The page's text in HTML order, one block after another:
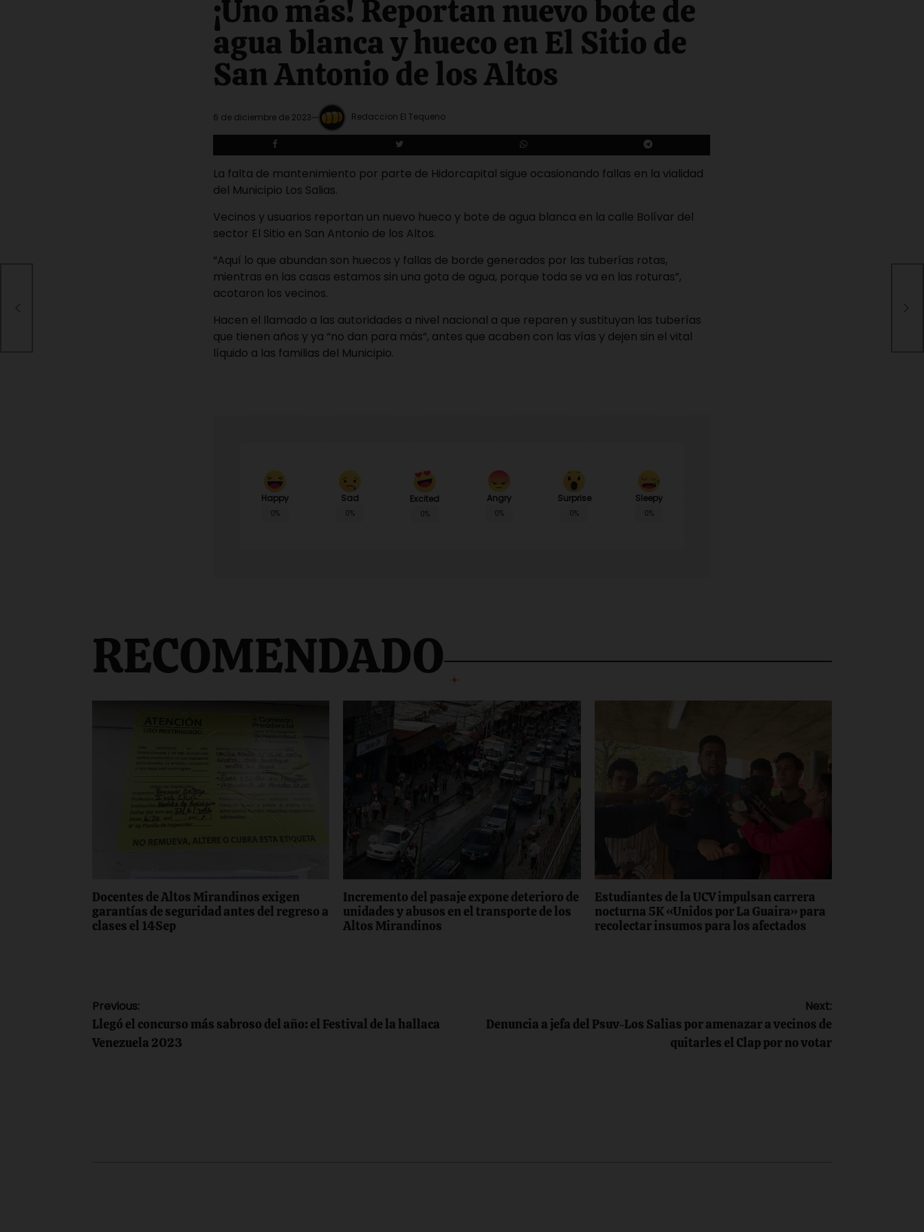
read
time
¡Uno más! Reportan nuevo bote de
agua blanca y hueco en El Sitio de
San Antonio de los Altos
6 de diciembre de 2023 Redaccion El Tequeno
La falta de mantenimiento por parte de Hidorcapital sigue ocasionando fallas en la vialidad
del Municipio Los Salias.
Vecinos y usuarios reportan un nuevo hueco y bote de agua blanca en la calle Bolívar del
sector El Sitio en San Antonio de los Altos.
“Aquí lo que abundan son huecos y fallas de borde generados por las tuberías rotas,
mientras en las casas estamos sin una gota de agua, porque toda se va en las roturas”,
acotaron los vecinos.
Hacen el llamado a las autoridades a nivel nacional a que reparen y sustituyan las tuberías
que tienen años y ya “no dan para más”, antes que acaben con las vías y dejen sin el vital
líquido a las familias del Municipio.
Happy
0%
Sad
0%
Excited
0%
Angry
0%
Surprise
0%
Sleepy
0%
RECOMENDADO
Docentes de Altos Mirandinos exigen
garantías de seguridad antes del regreso a
clases el 14Sep
Incremento del pasaje expone deterioro de
unidades y abusos en el transporte de los
Altos Mirandinos
Estudiantes de la UCV impulsan carrera
nocturna 5K «Unidos por La Guaira» para
recolectar insumos para los afectados
de
Navegación
de
Previous:
Llegó el concurso más sabroso del año: el Festival de la hallaca
Venezuela 2023
Next:
Denuncia a jefa del Psuv-Los Salias por amenazar a vecinos de
quitarles el Clap por no votar